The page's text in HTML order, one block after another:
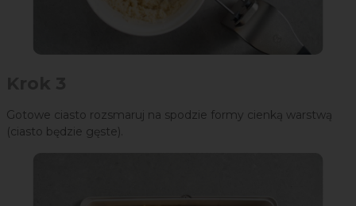
Gotowe ciasto rozsmaruj na spodzie formy cienką warstwą
(ciasto będzie gęste).